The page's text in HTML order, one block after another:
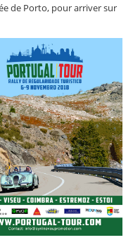
de Porto, pour arriver sur